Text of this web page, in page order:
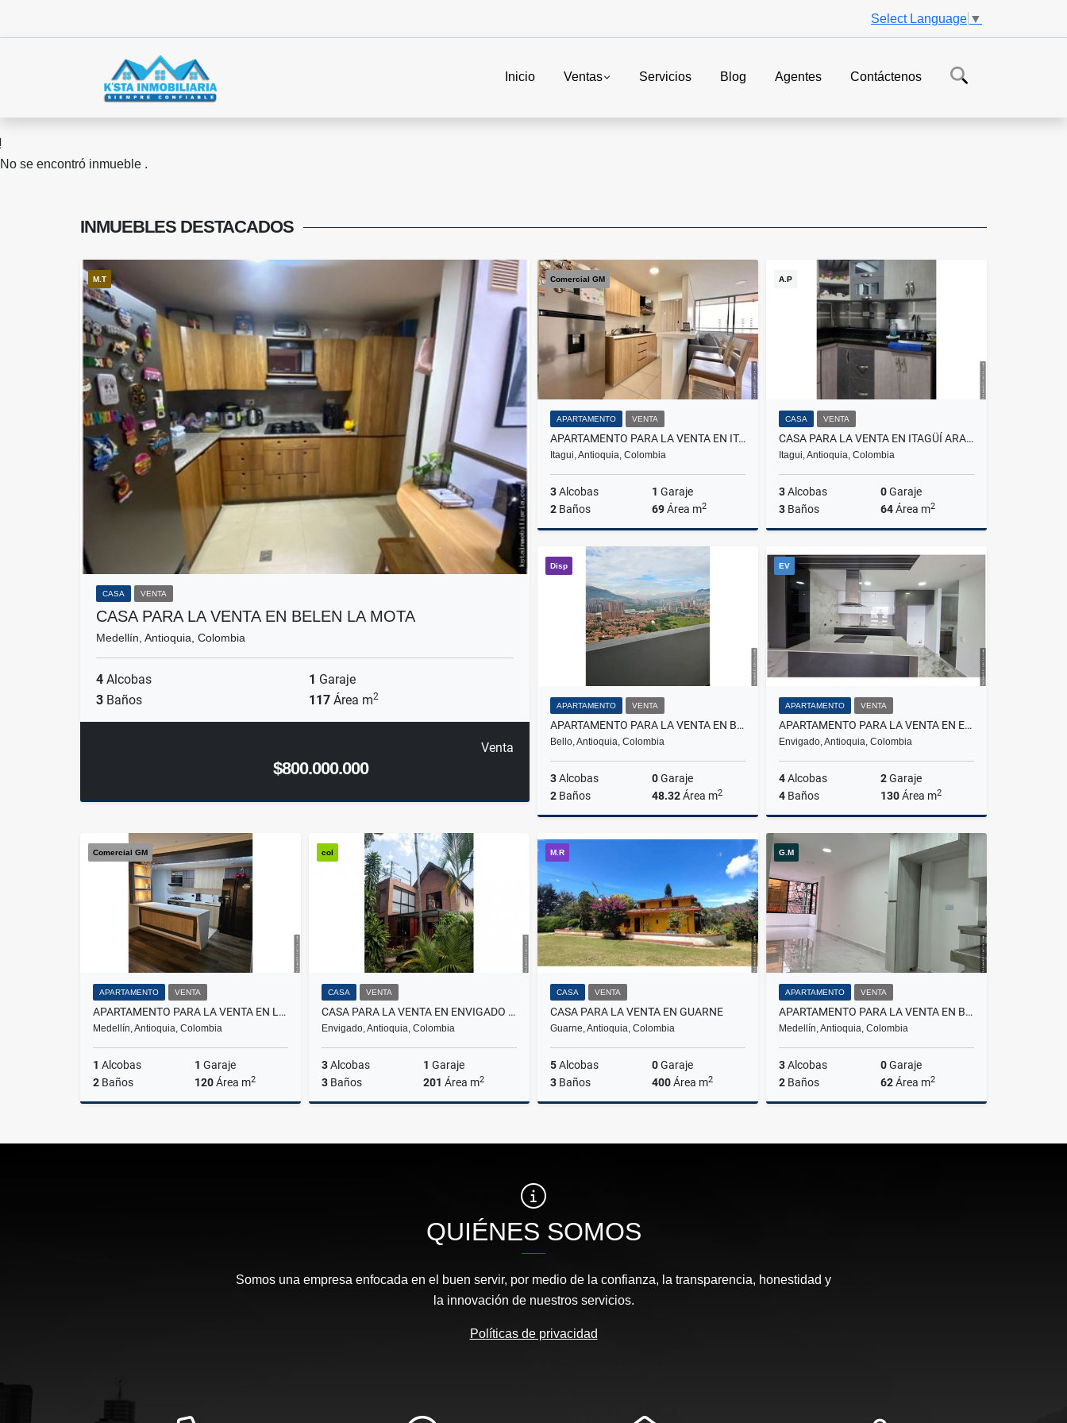
Select Language ▼
Inicio Ventas Servicios Blog Agentes Contáctenos
No se encontró inmueble .
INMUEBLES DESTACADOS
M.T
CASA VENTA
CASA PARA LA VENTA EN BELEN LA MOTA
Medellín, Antioquia, Colombia
4 Alcobas 1 Garaje
3 Baños 117 Área m2
Venta
$800.000.000
Comercial GM
APARTAMENTO VENTA
APARTAMENTO PARA LA VENTA EN ITAGÜÍ SURAMÉRICA
Itagui, Antioquia, Colombia
3Alcobas 1 Garaje
2 Baños 69Área m2
$480.000.000
A.P
CASA VENTA
CASA PARA LA VENTA EN ITAGÜÍ ARAGON
Itagui, Antioquia, Colombia
3Alcobas 0Garaje
3 Baños 64Área m2
Venta
$300.000.000
Disp
APARTAMENTO VENTA
APARTAMENTO PARA LA VENTA EN BELLO NIQUIA
Bello, Antioquia, Colombia
3Alcobas 0Garaje
2 Baños 48.32Área m2
Venta
EV
APARTAMENTO VENTA
APARTAMENTO PARA LA VENTA EN ENVIGADO LOMA DE LAS BRUJAS
Envigado, Antioquia, Colombia
4Alcobas 2Garaje
4 Baños 130Área m2
Venta
$1.200.000.000
Comercial GM
APARTAMENTO VENTA
APARTAMENTO PARA LA VENTA EN LAURELES NOGAL
Medellín, Antioquia, Colombia
1 Alcobas 1 Garaje
2 Baños 120Área m2
$780.000.000
col
CASA VENTA
CASA PARA LA VENTA EN ENVIGADO LOMA DE LAS BRUJAS
Envigado, Antioquia, Colombia
3Alcobas 1 Garaje
3 Baños 201 Área m2
$1.400.000.000
M.R
CASA VENTA
CASA PARA LA VENTA EN GUARNE
Guarne, Antioquia, Colombia
5Alcobas 0Garaje
3 Baños 400Área m2
$5.000.000.000
G.M
APARTAMENTO VENTA
APARTAMENTO PARA LA VENTA EN BELEN PARQUE
Medellín, Antioquia, Colombia
3Alcobas 0Garaje
2 Baños 62Área m2
$380.000.000
QUIÉNES SOMOS
Somos una empresa enfocada en el buen servir, por medio de la confianza, la transparencia, honestidad y
la innovación de nuestros servicios.
Políticas de privacidad